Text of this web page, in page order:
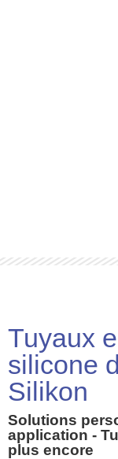
Tuyaux
silicone
Silikon
Solutions
application -
plus encore